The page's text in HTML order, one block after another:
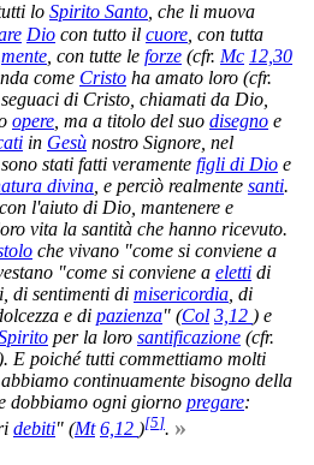
lo Spirito Santo, che li muova
Dio con tutto il cuore , con tutta
mente , con tutte le forze (cfr. Mc 12,30
come Cristo ha amato loro (cfr.
di Cristo, chiamati da Dio,
opere , ma a titolo del suo disegno e
in Gesù nostro Signore, nel
sono stati fatti veramente figli di Dio e
divina , e perciò realmente santi.
l'aiuto di Dio, mantenere e
vita la santità che hanno ricevuto.
che vivano "come si conviene a
"come si conviene a eletti di
di sentimenti di misericordia , di
e di pazienza" (Col 3,12 ) e
per la loro santificazione (cfr.
). E poiché tutti commettiamo molti
continuamente bisogno della
dobbiamo ogni giorno pregare:
debiti" (Mt 6,12 )[5]. »